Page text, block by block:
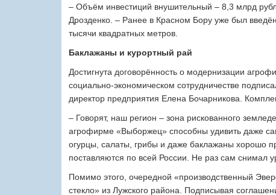
– Объём инвестиций внушительный – 8,3 млрд
Дрозденко. – Ранее в Красном Бору уже был
тысячи квадратных метров.
Баклажаны и курортный рай
Достигнута договорённость о модернизации
социально-экономическом сотрудничестве
директор предприятия Елена Бочарникова.
– Говорят, наш регион – зона рискованного
агрофирме «Выборжец» способны удивить даже
огурцы, салаты, грибы и даже баклажаны хорошо
поставляются по всей России. Не раз сам снимал
Помимо этого, очередной «производственный
стекло» из Лужского района. Подписывая